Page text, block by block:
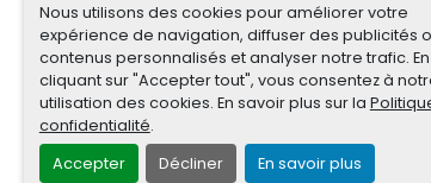
Nous utilisons des cookies pour améliorer votre
expérience de navigation, diffuser des publicités
contenus personnalisés et analyser notre trafic. En
cliquant sur "Accepter tout", vous consentez à
utilisation des cookies. En savoir plus sur la
confidentialité.
Accepter
Décliner En savoir plus